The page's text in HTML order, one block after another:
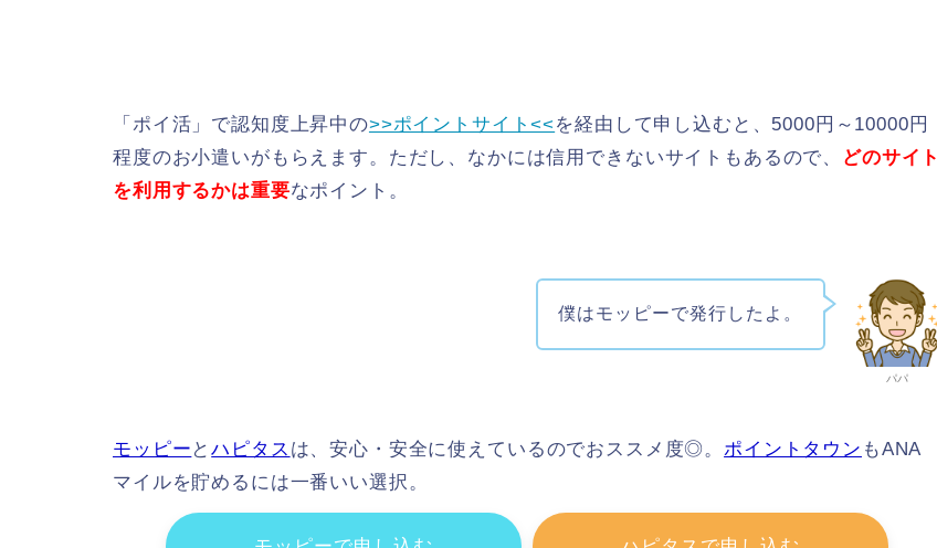
「ポイ活」で認知度上昇中の>>ポイントサイト<< を経由して申し込むと、5000円～10000円
程度のお小遣いがもらえます。ただし、なかには信用できないサイトもあるので、
どのサイト
を利用するかは重要なポイント。
パパ
僕はモッピーで発行したよ。
モッピー とハピタス は、安心・安全に使えているのでおススメ度◎。 ポイントタウン もANA
マイルを貯めるには一番いい選択。